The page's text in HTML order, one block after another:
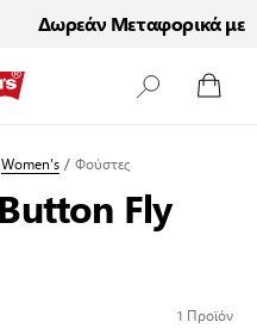
Δωρεάν Μεταφορικά με
Women's / Φούστες
Fly
1 Προϊόν